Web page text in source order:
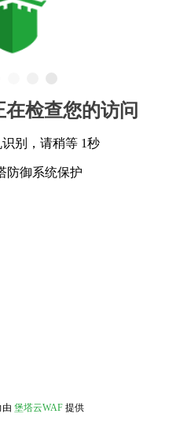
检查您的访问
别，请稍等 1秒
防御系统保护
由 堡塔云WAF 提供